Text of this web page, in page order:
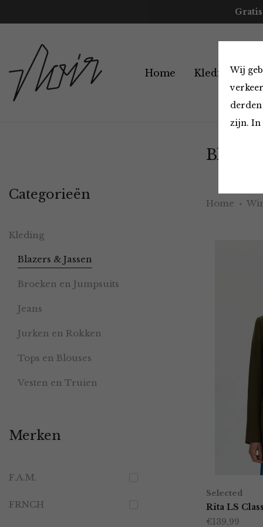
Wij
zijn. In
Home Kleding
Blazers
Home
Selected
Rita LS
€139,99
Categorieën
Kleding
Blazers & Jassen
Broeken en Jumpsuits
Jeans
Jurken en Rokken
Tops en Blouses
Vesten en Truien
Merken
F.A.M.
FRNCH